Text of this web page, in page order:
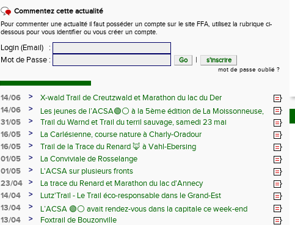
Commentez cette actualité
Pour commenter une actualité il faut posséder un compte sur le site FFA, utilisez la rubrique ci-
dessous pour vous identifier ou vous créer un compte.
Login (Email)
:
Mot de Passe : |
mot de passe oublié ?
14/06 >
X-wald Trail de Creutzwald et Marathon du lac du Der
14/06
>
Les jeunes de l’ACSA🟢⚪️ à la 5ème édition de La Moissonneuse,
Samedi 13 juin
31/05 >
Trail du Warnd et Trail du terril sauvage, samedi 23 mai
16/05
>
La Carlésienne, course nature à Charly-Oradour
16/05
>
Trail de la Trace du Renard 🦊 à Vahl-Ebersing
01/05
>
La Conviviale de Rosselange
01/05
>
L'ACSA sur plusieurs fronts
23/04
>
La trace du Renard et Marathon du lac d'Annecy
14/04
>
Lutz'Trail - Le Trail éco-responsable dans le Grand-Est
13/04
>
L’ACSA 🟢⚪️ avait rendez-vous dans la capitale ce week-end
13/04
> Foxtrail de Bouzonville